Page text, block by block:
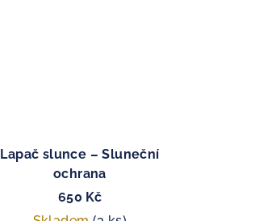
Lapač slunce – Sluneční
ochrana
650 Kč